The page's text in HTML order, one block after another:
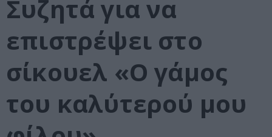
Συζητά για να
επιστρέψει στο
σίκουελ «Ο γάμος
του καλύτερού μου